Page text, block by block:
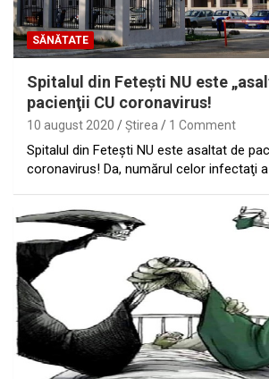
SĂNĂTATE
Spitalul din Feteşti NU este
pacienţii CU coronavirus!
10 august 2020 Ştirea 1 Comment
Spitalul din Feteşti NU este asaltat de
coronavirus! Da, numărul celor infectaţi